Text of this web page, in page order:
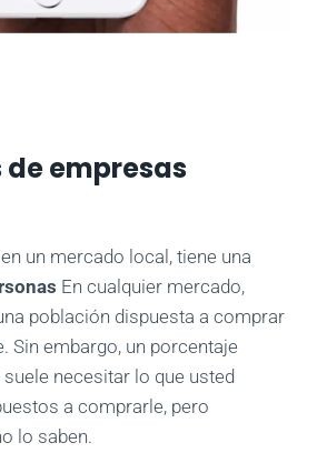
empresas
un mercado local, tiene una
En cualquier mercado,
población dispuesta a comprar
Sin embargo, un porcentaje
necesitar lo que usted
a comprarle, pero
lo saben.